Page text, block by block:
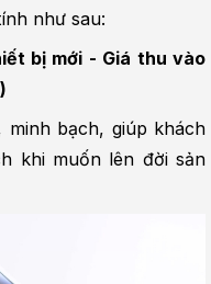
như sau:
bị mới - Giá thu vào
bạch, giúp khách
khi muốn lên đời sản